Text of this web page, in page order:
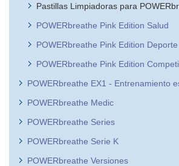
Pastillas Limpiadoras para
POWERbreathe Pink Edition Salud
POWERbreathe Pink Edition Deporte
POWERbreathe Pink Edition
POWERbreathe EX1 - Entrenamiento
POWERbreathe Medic
POWERbreathe Series
POWERbreathe Serie K
POWERbreathe Versiones